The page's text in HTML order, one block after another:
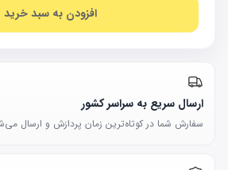
افزودن به سبد خرید
ارسال سریع به سراسر کشور
سفارش شما در کوتاه‌ترین زمان پردازش و ارسال